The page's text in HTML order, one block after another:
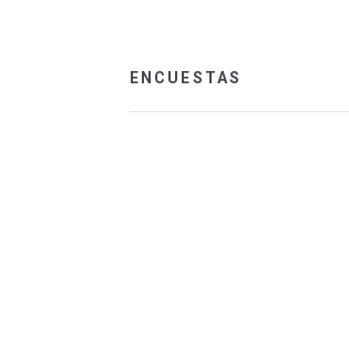
ENCUESTAS